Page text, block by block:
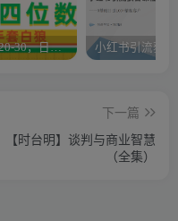
一单利润20-30，日入四位数，空手套白狼，只要做就能赚，简单无套路
下一篇
【时台明】谈判与商业智慧
（全集）